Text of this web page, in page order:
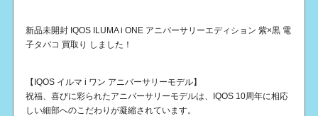
新品未開封 IQOS ILUMA i ONE アニバーサリーエディション 紫×黒 電
子タバコ 買取り しました！
【IQOS イルマ i ワン アニバーサリーモデル】
祝福、喜びに彩られたアニバーサリーモデルは、IQOS 10周年に相応
しい細部へのこだわりが凝縮されています。